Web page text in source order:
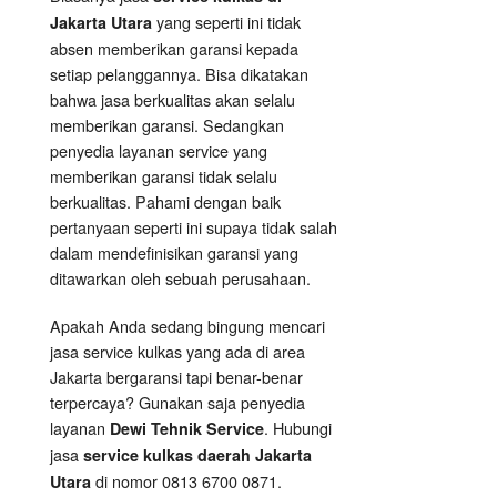
Jakarta Utara yang seperti ini tidak
absen memberikan garansi kepada
setiap pelanggannya. Bisa dikatakan
bahwa jasa berkualitas akan selalu
memberikan garansi. Sedangkan
penyedia layanan service yang
memberikan garansi tidak selalu
berkualitas. Pahami dengan baik
pertanyaan seperti ini supaya tidak salah
dalam mendefinisikan garansi yang
ditawarkan oleh sebuah perusahaan.
Apakah Anda sedang bingung mencari
jasa service kulkas yang ada di area
Jakarta bergaransi tapi benar-benar
terpercaya? Gunakan saja penyedia
layanan Dewi Tehnik Service. Hubungi
jasa service kulkas daerah Jakarta
Utara di nomor 0813 6700 0871.